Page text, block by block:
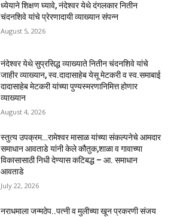
ध्येयाने शिक्षण घ्यावे, नंदेश्वर येथे दंगलकार नितीन
चंदनशिवे यांचे प्रेरणादायी व्याख्यान संपन्न
August 5, 2026
नंदेश्वर येथे सुप्रसिद्ध व्याख्याते नितीन चंदनशिवे यांचे
जाहीर व्याख्यान, स्व.दादासाहेब येसू मेटकरी व स्व.समाबाई
दादासाहेब मेटकरी यांच्या पुण्यस्मरणानिमित्त होणार
व्याख्यान
August 4, 2026
स्तुत्य उपक्रम…रामेश्वर मासाळ यांच्या संकल्पनेचे आमदार
समाधान आवताडे यांनी केले कौतुक,शाळा व गावाच्या
विकासासाठी निधी देण्यास कटिबद्ध – आ. समाधान
आवताडे
July 22, 2026
नराधमाला जन्मठेप..पत्नी व मुलीच्या खून प्रकरणी संजय